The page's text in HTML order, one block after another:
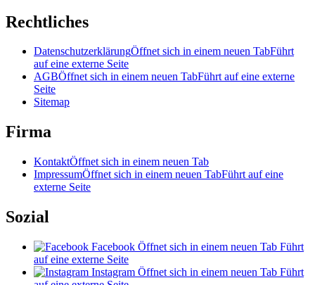
Rechtliches
DatenschutzerklärungÖffnet sich in einem neuen TabFührt
auf eine externe Seite
AGBÖffnet sich in einem neuen TabFührt auf eine externe
Seite
Sitemap
Firma
KontaktÖffnet sich in einem neuen Tab
ImpressumÖffnet sich in einem neuen TabFührt auf eine
externe Seite
Sozial
Facebook Öffnet sich in einem neuen Tab Führt
auf eine externe Seite
Instagram Öffnet sich in einem neuen Tab Führt